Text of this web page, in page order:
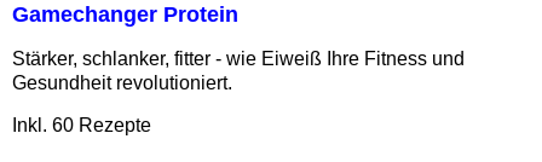
Gamechanger Protein
Stärker, schlanker, fitter - wie Eiweiß Ihre Fitness und
Gesundheit revolutioniert.
Inkl. 60 Rezepte